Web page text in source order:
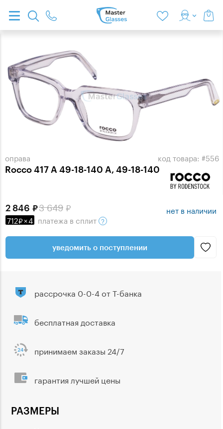
оправа
Rocco 417 A 49-18-140 A, 49-18-140
код товара: #556
3 649
2 846
712 ×4 платежа в сплит
нет в наличии
уведомить о поступлении
РАЗМЕРЫ
рассрочка 0-0-4 от Т-банка
бесплатная доставка
принимаем заказы 24/7
гарантия лучшей цены